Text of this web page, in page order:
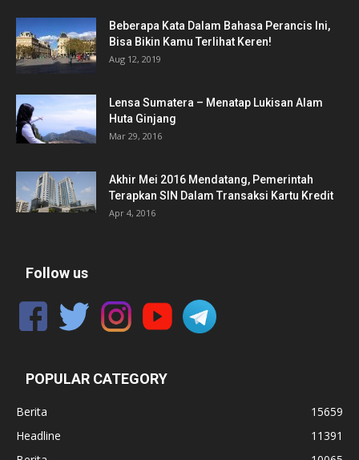
Beberapa Kata Dalam Bahasa Perancis Ini,
Bisa Bikin Kamu Terlihat Keren!
Aug 12, 2019
Lensa Sumatera – Menatap Lukisan Alam
Huta Ginjang
Mar 29, 2016
Akhir Mei 2016 Mendatang, Pemerintah
Terapkan SIN Dalam Transaksi Kartu Kredit
Apr 4, 2016
Follow us
POPULAR CATEGORY
Berita
15659
Headline
11391